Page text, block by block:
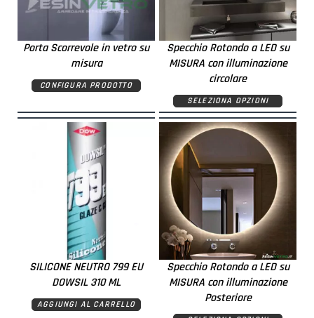
Porta Scorrevole in vetro su
misura
CONFIGURA PRODOTTO
Specchio Rotondo a LED su
MISURA con illuminazione
circolare
SELEZIONA OPZIONI
SILICONE NEUTRO 799 EU
DOWSIL 310 ML
AGGIUNGI AL CARRELLO
Specchio Rotondo a LED su
MISURA con illuminazione
Posteriore